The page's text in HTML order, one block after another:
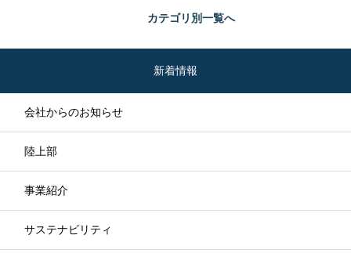
カテゴリ別一覧へ
新着情報
会社からのお知らせ
陸上部
事業紹介
サステナビリティ